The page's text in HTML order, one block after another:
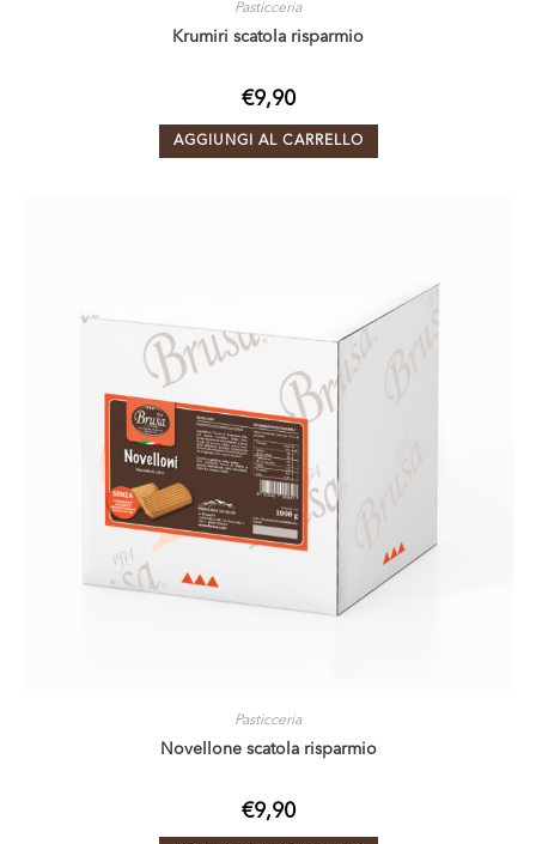
Pasticceria
Krumiri scatola risparmio
€9,90
AGGIUNGI AL CARRELLO
Pasticceria
Novellone scatola risparmio
€9,90